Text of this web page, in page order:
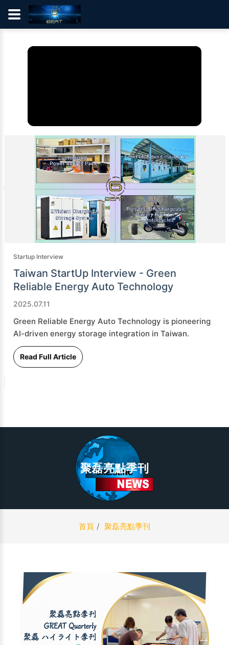
Startup Interview
Taiwan StartUp Interview - Green
Reliable Energy Auto Technology
2025.07.11
Green Reliable Energy Auto Technology is pioneering
AI-driven energy storage integration in Taiwan.
Read Full Article
聚磊亮點季刊
首頁 聚磊亮點季刊